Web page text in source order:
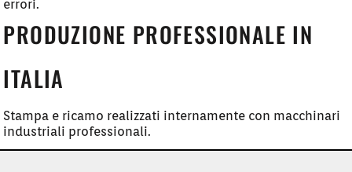
errori.
PRODUZIONE PROFESSIONALE IN
ITALIA
Stampa e ricamo realizzati internamente con macchinari
industriali professionali.